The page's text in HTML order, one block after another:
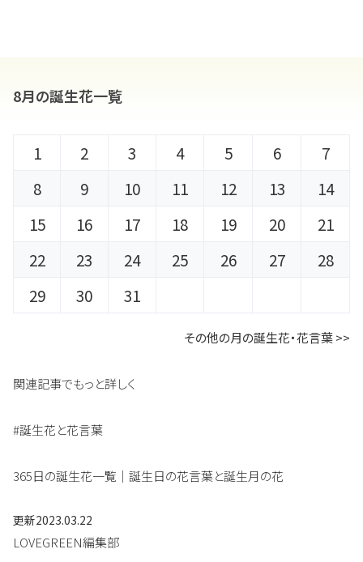
8月の誕生花一覧
1 2 3 4 5 6
7
8
9 10 11 12 13
14
15
16 17 18 19 20
21
22
23 24 25 26 27
28
29
30 31
その他の月の誕生花・花言葉 >>
関連記事でもっと詳しく
#誕生花と花言葉
365日の誕生花一覧｜誕生日の花言葉と誕生月の花
更新2023.03.22
LOVEGREEN編集部